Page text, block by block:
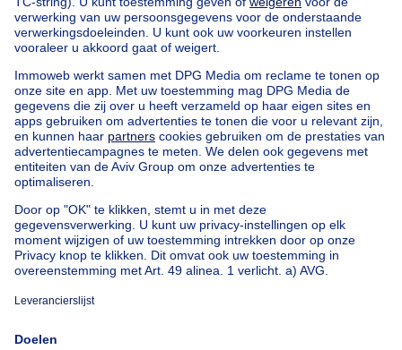
Vind andere panden
Huis te koop met 5 slaapkamers Limburg
Appartementsblok te koop
Uitzonderlijk vastgoed te koop
Boerderij te koop
Bungalow te koop
Chalet te koop
Kasteel te koop
Landhuis te koop
Gebouw gemengd gebruik te koop
Andere panden te koop
Manoir te koop
Huis te koop goedkoop in Evere
Onze huizen buiten BelgiëHuis te koop Frankrijk
Huis te koop Spanje
Huis te koop Luxemburg
Huis te koop Nederland
Over
Immoweb
Pers
Tools